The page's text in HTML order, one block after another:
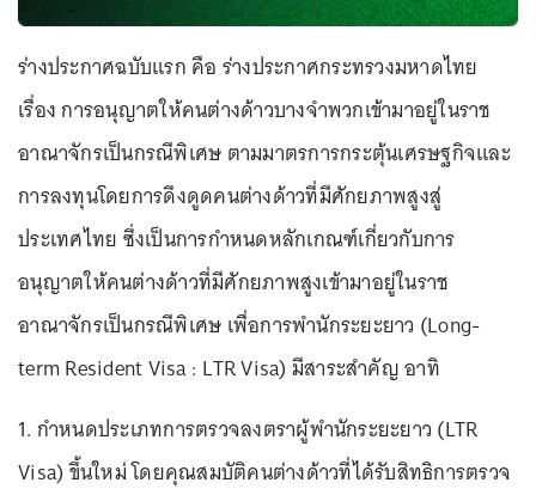
ร่างประกาศฉบับแรก คือ ร่างประกาศกระทรวงมหาดไทย
เรื่อง การอนุญาตให้คนต่างด้าวบางจำพวกเข้ามาอยู่ในราช
อาณาจักรเป็นกรณีพิเศษ ตามมาตรการกระตุ้นเศรษฐกิจและ
การลงทุนโดยการดึงดูดคนต่างด้าวที่มีศักยภาพสูงสู่
ประเทศไทย ซึ่งเป็นการกำหนดหลักเกณฑ์เกี่ยวกับการ
อนุญาตให้คนต่างด้าวที่มีศักยภาพสูงเข้ามาอยู่ในราช
อาณาจักรเป็นกรณีพิเศษ เพื่อการพำนักระยะยาว (Long-
term Resident Visa : LTR Visa) มีสาระสำคัญ อาทิ
1. กำหนดประเภทการตรวจลงตราผู้พำนักระยะยาว (LTR
Visa) ขึ้นใหม่ โดยคุณสมบัติคนต่างด้าวที่ได้รับสิทธิการตรวจ